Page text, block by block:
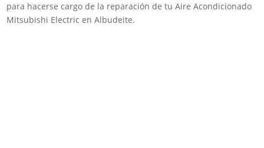
para hacerse cargo de la reparación de tu Aire Acondicionado
Mitsubishi Electric en Albudeite.